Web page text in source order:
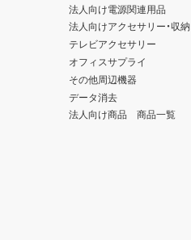
法人向け電源関連用品
法人向けアクセサリー・収納
テレビアクセサリー
オフィスサプライ
その他周辺機器
データ消去
法人向け商品 商品一覧